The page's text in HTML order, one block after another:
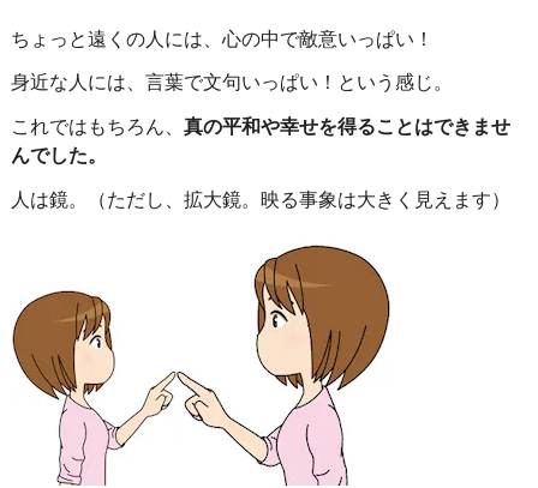
ちょっと遠くの人には、心の中で敵意いっぱい！
身近な人には、言葉で文句いっぱい！という感じ。
これではもちろん、真の平和や幸せを得ることはできませ
んでした。
人は鏡。（ただし、拡大鏡。映る事象は大きく見えます）